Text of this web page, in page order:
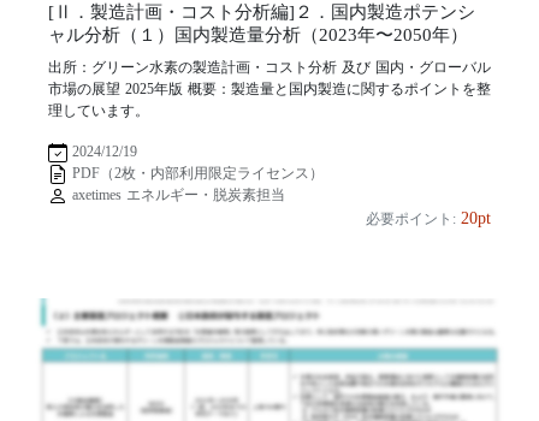
[Ⅱ．製造計画・コスト分析編]２．国内製造ポテンシ
ャル分析（１）国内製造量分析（2023年〜2050年）
出所：グリーン水素の製造計画・コスト分析 及び 国内・グローバル
市場の展望 2025年版 概要：製造量と国内製造に関するポイントを整
理しています。
2024/12/19
PDF（2枚・内部利用限定ライセンス）
axetimes エネルギー・脱炭素担当
必要ポイント: 20pt